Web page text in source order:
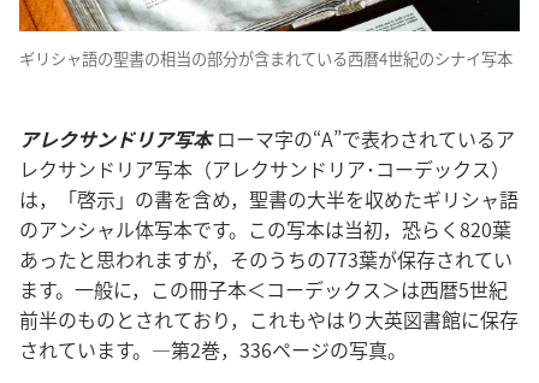
ギリシャ語の聖書の相当の部分が含まれている西暦4世紀のシナイ写本
アレクサンドリア写本ローマ字の“A”で表わされているア
レクサンドリア写本（アレクサンドリア･コーデックス）
は，「啓示」の書を含め，聖書の大半を収めたギリシャ語
のアンシャル体写本です。この写本は当初，恐らく820葉
あったと思われますが，そのうちの773葉が保存されてい
ます。一般に，この冊子本＜コーデックス＞は西暦5世紀
前半のものとされており，これもやはり大英図書館に保存
されています。―第2巻，336ページの写真。